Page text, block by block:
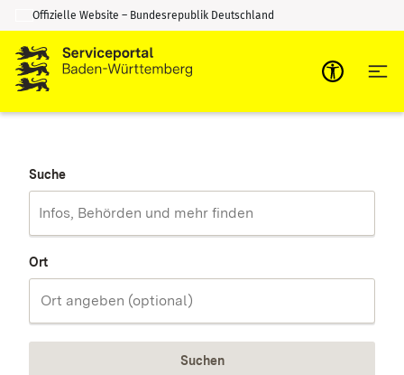
Zum Inhalt springen
Zur Suche springen
Offizielle Website – Bundesrepublik Deutschland
Suche
Ort
Suchen